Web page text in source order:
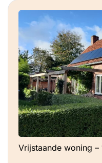
Vrijstaande woning –